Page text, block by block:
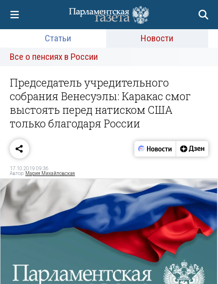
Статьи
Новости
Все о пенсиях в России
Председатель учредительного
собрания Венесуэлы: Каракас смог
выстоять перед натиском США
только благодаря России
17.10.2019 09:36
Автор: Мария Михайловская